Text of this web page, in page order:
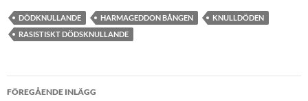
DÖDKNULLANDE HARMAGEDDON BÅNGEN
KNULLDÖDEN
RASISTISKT DÖDSKNULLANDE
Inläggsnavigering
FÖREGÅENDE INLÄGG